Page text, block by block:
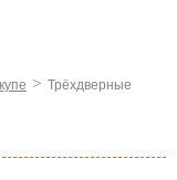
> Трёхдверные